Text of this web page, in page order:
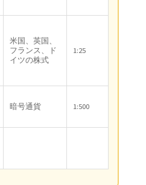
米国、英国、
フランス、ド
イツの株式
1:25
暗号通貨 1:500